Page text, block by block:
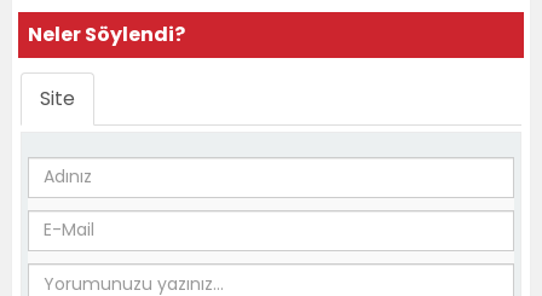
Neler Söylendi?
Site